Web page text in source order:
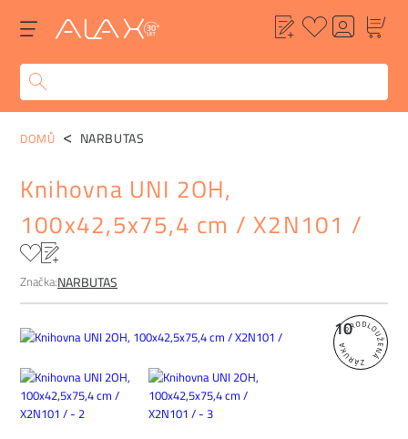
POPIS
DOMŮ NARBUTAS
Knihovna UNI 2OH,
100x42,5x75,4 cm / X2N101 /
Značka:NARBUTAS
10